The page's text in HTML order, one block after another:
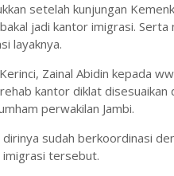
setelah kunjungan
jadi kantor imigrasi.
layaknya.
Zainal Abidin kepada
kantor diklat
perwakilan Jambi.
dirinya sudah berkoordinasi
tersebut.